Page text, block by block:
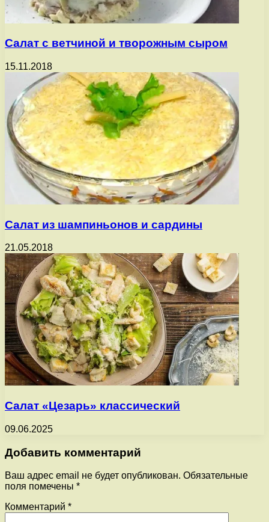
Салат с ветчиной и творожным сыром
15.11.2018
Салат из шампиньонов и сардины
21.05.2018
Салат «Цезарь» классический
09.06.2025
Добавить комментарий
Ваш адрес email не будет опубликован. Обязательные
поля помечены *
Комментарий *